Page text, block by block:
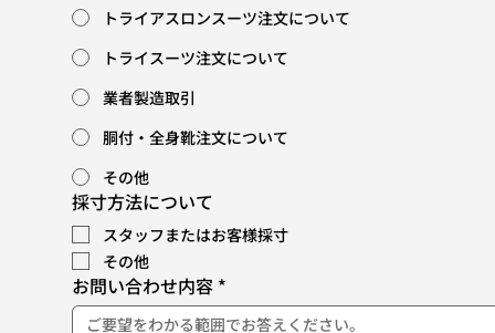
トライアスロンスーツ注文について
トライスーツ注文について
業者製造取引
胴付・全身靴注文について
その他
採寸方法について
スタッフまたはお客様採寸
その他
お問い合わせ内容 *